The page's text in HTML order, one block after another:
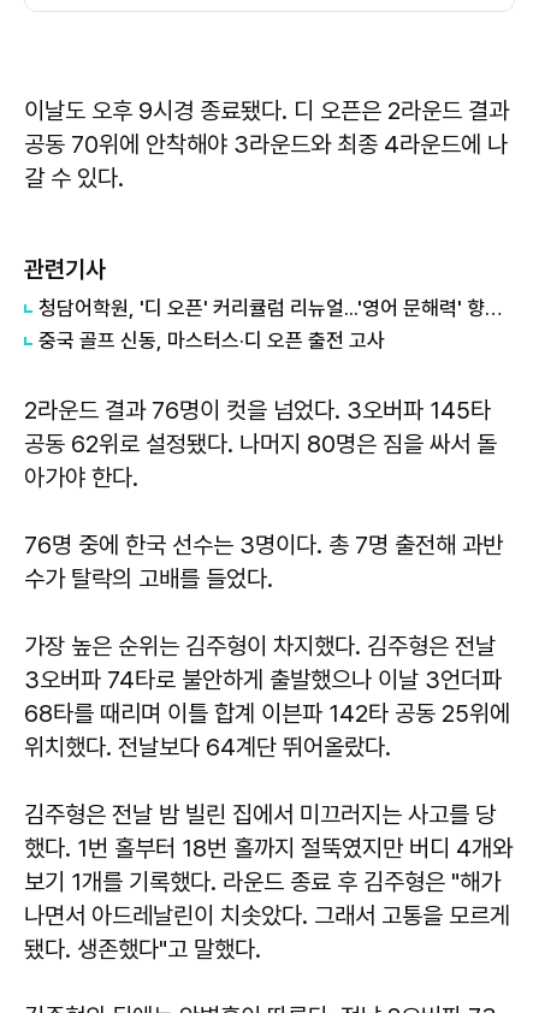
이날도 오후 9시경 종료됐다. 디 오픈은 2라운드 결과
공동 70위에 안착해야 3라운드와 최종 4라운드에 나
갈 수 있다.
관련기사
청담어학원, '디 오픈' 커리큘럼 리뉴얼...'영어 문해력' 향상 전략 공개
중국 골프 신동, 마스터스·디 오픈 출전 고사
2라운드 결과 76명이 컷을 넘었다. 3오버파 145타
공동 62위로 설정됐다. 나머지 80명은 짐을 싸서 돌
아가야 한다.
76명 중에 한국 선수는 3명이다. 총 7명 출전해 과반
수가 탈락의 고배를 들었다.
가장 높은 순위는 김주형이 차지했다. 김주형은 전날
3오버파 74타로 불안하게 출발했으나 이날 3언더파
68타를 때리며 이틀 합계 이븐파 142타 공동 25위에
위치했다. 전날보다 64계단 뛰어올랐다.
김주형은 전날 밤 빌린 집에서 미끄러지는 사고를 당
했다. 1번 홀부터 18번 홀까지 절뚝였지만 버디 4개와
보기 1개를 기록했다. 라운드 종료 후 김주형은 "해가
나면서 아드레날린이 치솟았다. 그래서 고통을 모르게
됐다. 생존했다"고 말했다.